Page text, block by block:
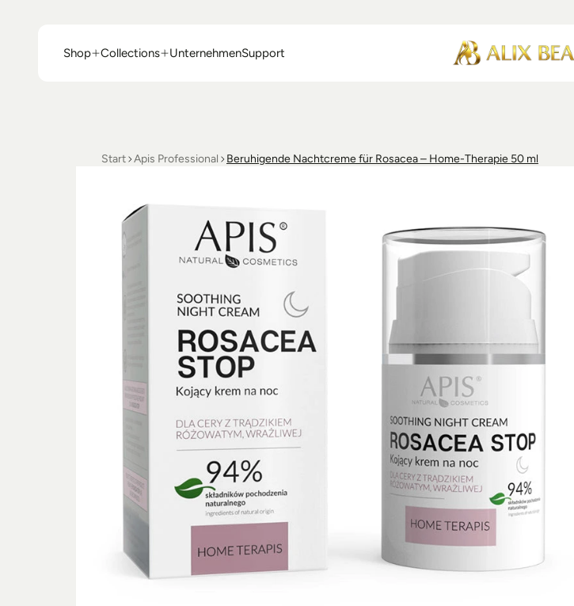
Shop
Collections
UnternehmenSupport
Start Apis Professional Beruhigende Nachtcreme für Rosacea – Home-Therapie 50 ml